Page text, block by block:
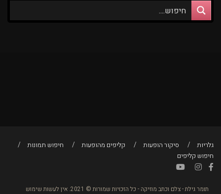
גלריות סיקור הופעות קליפים מהופעות
חיפוש תמונות
חיפוש קליפים
תומר גילת - צלם וכתב מוזיקה - כל הזכויות שמורות © 2021. אין לעשות שימוש